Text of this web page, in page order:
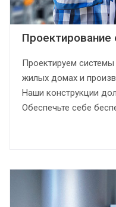
Проектирование
Проектируем
жилых домах и
Наши конструкции
Обеспечьте себе